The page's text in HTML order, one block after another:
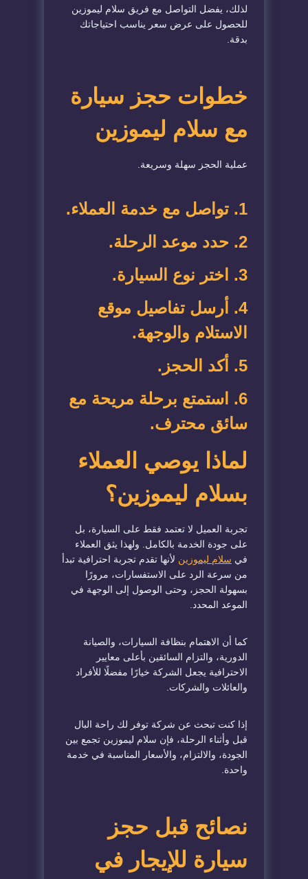
لذلك، يفضل التواصل مع فريق سلام ليموزين
للحصول على عرض سعر يناسب احتياجاتك
بدقة.
خطوات حجز سيارة
مع سلام ليموزين
عملية الحجز سهلة وسريعة.
1. تواصل مع خدمة العملاء.
2. حدد موعد الرحلة.
3. اختر نوع السيارة.
4. أرسل تفاصيل موقع
الاستلام والوجهة.
5. أكد الحجز.
6. استمتع برحلة مريحة مع
سائق محترف.
لماذا يوصي العملاء
بسلام ليموزين؟
تجربة العميل لا تعتمد فقط على السيارة، بل
على جودة الخدمة بالكامل. ولهذا يثق العملاء
في سلام ليموزين لأنها تقدم تجربة احترافية تبدأ
من سرعة الرد على الاستفسارات، مرورًا
بسهولة الحجز، وحتى الوصول إلى الوجهة في
الموعد المحدد.
كما أن الاهتمام بنظافة السيارات، والصيانة
الدورية، والتزام السائقين بأعلى معايير
الاحترافية يجعل الشركة خيارًا مفضلًا للأفراد
والعائلات والشركات.
إذا كنت تبحث عن شركة توفر لك راحة البال
قبل وأثناء الرحلة، فإن سلام ليموزين تجمع بين
الجودة، والالتزام، والأسعار المناسبة في خدمة
واحدة.
نصائح قبل حجز
سيارة للإيجار في